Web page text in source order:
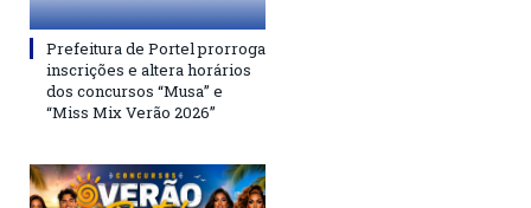
Prefeitura de Portel prorroga
inscrições e altera horários
dos concursos “Musa” e
“Miss Mix Verão 2026”